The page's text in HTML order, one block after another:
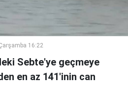
16:22
Sebte'ye geçmeye
en az 141'inin can